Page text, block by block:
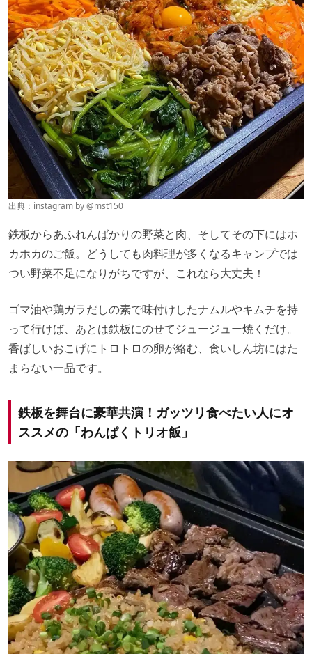
出典：instagram by@mst150
鉄板からあふれんばかりの野菜と肉、そしてその下にはホ
カホカのご飯。どうしても肉料理が多くなるキャンプでは
つい野菜不足になりがちですが、これなら大丈夫！
ゴマ油や鶏ガラだしの素で味付けしたナムルやキムチを持
って行けば、あとは鉄板にのせてジュージュー焼くだけ。
香ばしいおこげにトロトロの卵が絡む、食いしん坊にはた
まらない一品です。
鉄板を舞台に豪華共演！ガッツリ食べたい人にオ
ススメの「わんぱくトリオ飯」